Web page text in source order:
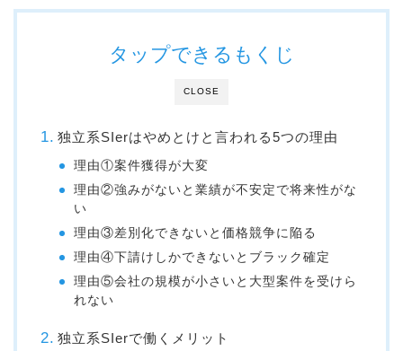
CLOSE
タップできるもくじ
独立系SIerはやめとけと言われる5つの理由
理由①案件獲得が大変
理由②強みがないと業績が不安定で将来性がな
い
理由③差別化できないと価格競争に陥る
理由④下請けしかできないとブラック確定
理由⑤会社の規模が小さいと大型案件を受けら
れない
独立系SIerで働くメリット